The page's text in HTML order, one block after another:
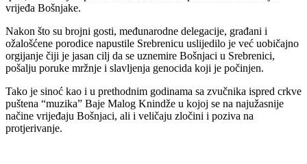
vrijeđa Bošnjake.
Nakon što su brojni gosti, međunarodne delegacije, građani i
ožalošćene porodice napustile Srebrenicu uslijedilo je već uobičajno
orgijanje čiji je jasan cilj da se uznemire Bošnjaci u Srebrenici,
pošalju poruke mržnje i slavljenja genocida koji je počinjen.
Tako je sinoć kao i u prethodnim godinama sa zvučnika ispred crkve
puštena “muzika” Baje Malog Knindže u kojoj se na najužasnije
načine vrijeđaju Bošnjaci, ali i veličaju zločini i poziva na
protjerivanje.